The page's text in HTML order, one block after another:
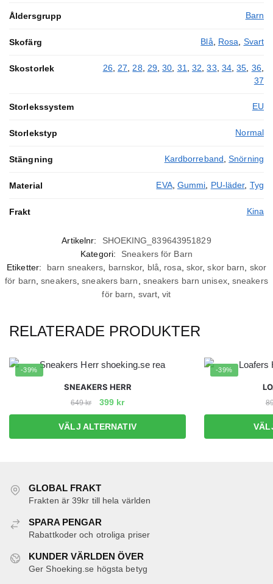
Åldersgrupp Barn
Skofärg Blå Rosa Svart
Skostorlek 26 27 28 29 ,30 31 ,32 ,33 34 ,35 36
37
Storlekssystem EU
Storlekstyp Normal
Stängning Kardborreband ,Snörning
Material EVA, Gummi PU-läder, Tyg
Frakt Kina
Artikelnr:
SHOEKING_839643951829
Kategori:
Sneakers för Barn
Etiketter:
barn sneakers barnskor, blå rosa skor,skor barn
skor
för barn ,sneakers ,sneakers barn sneakers barn unisex, sneakers
för barn
svart ,vit
RELATERADE PRODUKTER
-39%
SNEAKERS HERR
649kr
Det
ursprungliga
priset
var:
399 krDet
nuvarande
priset
är:
VÄLJ ALTERNATIV
Den
här
varianter.
olika
alternativen
kan
väljas
-39%
GLOBAL FRAKT
Frakten är 39kr till hela världen
SPARA PENGAR
Rabattkoder och otroliga priser
KUNDER VÄRLDEN ÖVER
Ger Shoeking.se högsta betyg